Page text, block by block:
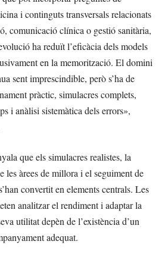
i continguts transversals relacionats
comunicació clínica o gestió sanitària,
ha reduït l’eficàcia dels models
en la memorització. El domini
sent imprescindible, però s’ha de
pràctic, simulacres complets,
i anàlisi sistemàtica dels errors»,
que els simulacres realistes, la
àrees de millora i el seguiment de
convertit en elements centrals. Les
analitzar el rendiment i adaptar la
utilitat depèn de l’existència d’un
adequat.